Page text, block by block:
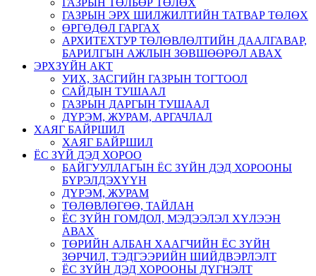
ГАЗРЫН ТӨЛБӨР ТӨЛӨХ
ГАЗРЫН ЭРХ ШИЛЖИЛТИЙН ТАТВАР ТӨЛӨХ
ӨРГӨДӨЛ ГАРГАХ
АРХИТЕХТУР ТӨЛӨВЛӨЛТИЙН ДААЛГАВАР,
БАРИЛГЫН АЖЛЫН ЗӨВШӨӨРӨЛ АВАХ
ЭРХЗҮЙН АКТ
УИХ, ЗАСГИЙН ГАЗРЫН ТОГТООЛ
САЙДЫН ТУШААЛ
ГАЗРЫН ДАРГЫН ТУШААЛ
ДҮРЭМ, ЖУРАМ, АРГАЧЛАЛ
ХАЯГ БАЙРШИЛ
ХАЯГ БАЙРШИЛ
ЁС ЗҮЙ ДЭД ХОРОО
БАЙГУУЛЛАГЫН ЁС ЗҮЙН ДЭД ХОРООНЫ
БҮРЭЛДЭХҮҮН
ДҮРЭМ, ЖУРАМ
ТӨЛӨВЛӨГӨӨ, ТАЙЛАН
ЁС ЗҮЙН ГОМДОЛ, МЭДЭЭЛЭЛ ХҮЛЭЭН
АВАХ
ТӨРИЙН АЛБАН ХААГЧИЙН ЁС ЗҮЙН
ЗӨРЧИЛ, ТЭДГЭЭРИЙН ШИЙДВЭРЛЭЛТ
ЁС ЗҮЙН ДЭД ХОРООНЫ ДҮГНЭЛТ